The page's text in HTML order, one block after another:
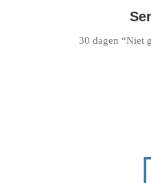
30 dagen “Niet